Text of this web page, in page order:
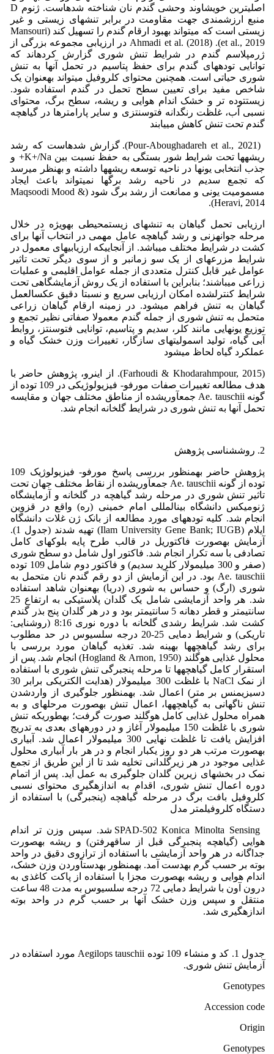
اصلیترین خویشاوند وحشی گندم نان شناخته شدهاست. ژنوم D
منبع ارزشمندی جهت مقاومت در برابر تنشهای زیستی و غیر
زیستی است که میتواند بهبود ارقام گندم را تسهیل کند (Mansouri
et al., 2019). Ahmadi et al. (2018) در ارزیابی مجموعه بزرگی از
ژرمپلاسم گندم در شرایط تنش شوری گزارش کردهاند که
توانایی تودههای گندم برای حفظ پتاسیم در تحمل آنها به تنش
شوری حیاتی است. همچنین محتوای کلروفیل میتواند بهعنوان یک
شاخص مفید برای تعیین سطح تحمل در گندم استفاده شود.
زیستتوده تر و خشک اندام هوایی و ریشه، سطح برگ، محتوای
نسبی آب، غلظت رنگدانه فتوسنتزی و سایر پارامترها در گیاهچه
گندم تحت تنش کاهش مییابند
(Pour-Aboughadareh et al., 2021). گزارش شدهاست که رشد
ریشهها تحت شرایط شور بستگی به حفظ نسبت بین K+/Na+ و
جذب انتخابی یونها در ناحیه توسعه ریشهها داشته و بهنظر میرسد
که تجمع سدیم در ناحیه رشد برگها نمیتواند باعث ایجاد
مسمومیت یونی و ممانعت از رشد برگ شود (Maqsoodi Mood &
Heravi, 2014).
ارزیابی تحمل گیاهان به تنشهای زیستمحیطی بهویژه در خلال
مرحله جوانهزنی و رشد گیاهچه عامل مهمی در انتخاب آنها برای
کشت در شرایط مختلف میباشد. از آنجاییکه ارزیابیهای معمول در
شرایط مزرعهای از یک سو زمانبر و از سوی دیگر تحت تاثیر
عوامل غیر قابل کنترل متعددی از جمله عوامل اقلیمی و عملیات
زراعی میباشند؛ بنابراین با استفاده از یک روش آزمایشگاهی تحت
شرایط کنترلشده امکان ارزیابی سریع و نسبتا دقیق عکسالعمل
گیاهان به تنش فراهم میشود. در زمینه ارقام گیاهان زراعی
متحمل به تنش شوری از جمله گندم معمولا صفاتی نظیر تجمع و
توزیع یونهایی مانند کلر، سدیم و پتاسیم، توانایی فتوسنتز، روابط
آبی گیاه، تولید اسمولیتهای سازگار، تغییرات وزن خشک گیاه و
عملکرد گیاه لحاظ میشود
(Farhoudi & Khodarahmpour, 2015). از اینرو، پژوهش حاضر با
هدف مطالعه تغییرات صفات مورفو- فیزیولوژیکی در 109 توده از
گونه Ae. tauschii جمعآوریشده از مناطق مختلف جهان و مقایسه
تحمل آنها به تنش شوری در شرایط گلخانه انجام شد.
2. روششناسی پژوهش
پژوهش حاضر بهمنظور بررسی پاسخ مورفو- فیزیولوژیک 109
توده از گونه Ae. tauschii جمعآوریشده از نقاط مختلف جهان تحت
تاثیر تنش شوری در مرحله رشد گیاهچه در گلخانه و آزمایشگاه
ژنومیکس دانشگاه بینالمللی امام خمینی (ره) واقع در قزوین
انجام شد. کلیه تودههای مورد مطالعه از بانک ژن غلات دانشگاه
ایلام (Ilam University Gene Bank; IUGB) تهیه شدند (جدول 1).
آزمایش بهصورت فاکتوریل در قالب طرح پایه بلوکهای کامل
تصادفی با سه تکرار انجام شد. فاکتور اول شامل دو سطح شوری
(صفر و 300 میلیمولار کلرید سدیم) و فاکتور دوم شامل 109 توده
Ae. tauschii بود. در این آزمایش از دو رقم گندم نان متحمل به
شوری (ارگ) و حساس به شوری (دریا) بهعنوان شاهد استفاده
شد. هر واحد آزمایشی شامل یک گلدان پلاستیکی به ارتفاع 25
سانتیمتر و قطر دهانه 5 سانتیمتر بود و در هر گلدان پنج بذر گندم
کشت شد. شرایط رشدی گلخانه با دوره نوری 8:16 (روشنایی:
تاریکی) و شرایط دمایی 25-20 درجه سلسیوس در حد مطلوب
برای رشد گیاهچهها بهینه شد. تغذیه گیاهان مورد بررسی با
محلول غذایی هوگلند (Hogland & Arnon, 1950) انجام شد. پس از
استقرار کامل گیاهچهها تا مرحله پنجبرگی تنش شوری با استفاده
از نمک NaCl با غلظت 300 میلیمولار (هدایت الکتریکی برابر 30
دسیزیمنس بر متر) اعمال شد. بهمنظور جلوگیری از واردشدن
تنش ناگهانی به گیاهچهها، اعمال تنش بهصورت مرحلهای و به
همراه محلول غذایی کامل هوگلند صورت گرفت؛ بهطوریکه تنش
شوری با غلظت 150 میلیمولار آغاز و در دورههای بعدی به تدریج
افزایش یافت تا غلظت نهایی 300 میلیمولار اعمال شد. آبیاری
بهصورت مرتب هر دو روز یکبار انجام و در هر بار آبیاری محلول
غذایی موجود در هر زیرگلدانی تخلیه شد تا از این طریق از تجمع
نمک در بخشهای زیرین گلدان جلوگیری به عمل آید. پس از اتمام
دوره اعمال تنش شوری، اقدام به اندازهگیری محتوای نسبی
کلروفیل بافت برگ در مرحله گیاهچه (پنجبرگی) با استفاده از
دستگاه کلروفیلمتر مدل
SPAD-502 Konica Minolta Sensing شد. سپس وزن تر اندام
هوایی (گیاهچه پنجبرگی قبل از ساقهرفتن) و ریشه بهصورت
جداگانه در هر واحد آزمایشی با استفاده از ترازوی دقیق در واحد
بوته بر حسب گرم بهدست آمد. بهمنظور بهدستآوردن وزن خشک،
اندام هوایی و ریشه بهصورت مجزا با استفاده از پاکت کاغذی به
درون آون با شرایط دمایی 72 درجه سلسیوس به مدت 48 ساعت
منتقل و سپس وزن خشک آنها بر حسب گرم در واحد بوته
اندازهگیری شد.
جدول 1. کد و منشاء 109 توده Aegilops tauschii مورد استفاده در
آزمایش تنش شوری.
Genotypes
Accession code
Origin
Genotypes